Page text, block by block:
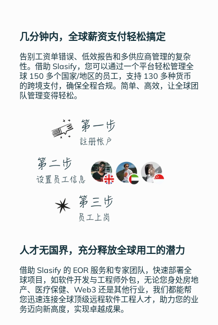
几分钟内，全球薪资支付轻松搞定
告别工资单错误、低效报告和多供应商管理的复杂
性。借助 Slasify，您可以通过一个平台轻松管理全
球 150 多个国家/地区的员工，支持 130 多种货币
的跨境支付，确保全程合规。简单、高效，让全球团
队管理变得轻松。
人才无国界，充分释放全球用工的潜力
借助 Slasify 的 EOR 服务和专家团队，快速部署全
球项目，如软件开发与工程师外包，无论您身处房地
产、医疗保健、Web3 还是其他行业，我们都能帮
您迅速连接全球顶级远程软件工程人才，助力您的业
务迈向新高度，实现卓越成果。